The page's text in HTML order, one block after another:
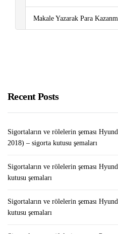
Makale Yazarak Para
Recent Posts
Sigortaların ve rölelerin şeması
2018) – sigorta kutusu şemaları
Sigortaların ve rölelerin şeması
kutusu şemaları
Sigortaların ve rölelerin şeması
kutusu şemaları